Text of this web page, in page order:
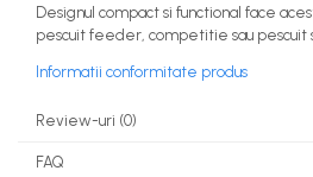
Designul compact si functional face
pescuit feeder, competitie sau pescuit
Informatii conformitate produs
Review-uri (0)
FAQ